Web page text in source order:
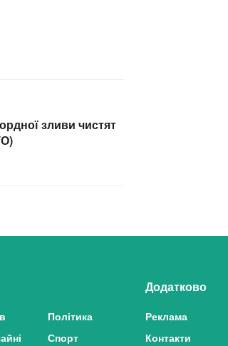
зливи чистят
Політика
Спорт
Додатково
Реклама
Контакти